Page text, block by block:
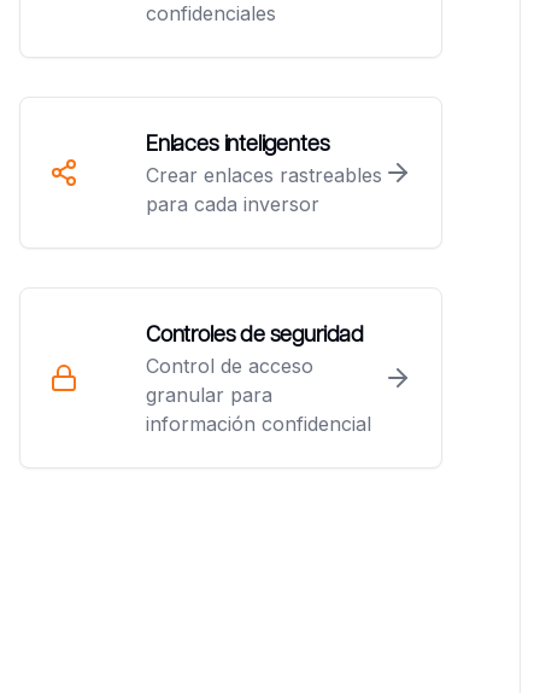
confidenciales
Enlaces inteligentes
Crear enlaces rastreables
para cada inversor
Controles de seguridad
Control de acceso
granular para
información confidencial